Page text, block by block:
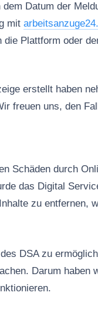
Datum der
mit
Plattform oder
erstellt haben
freuen uns, den
Schäden durch
das Digital
zu entfernen,
DSA zu
Darum haben